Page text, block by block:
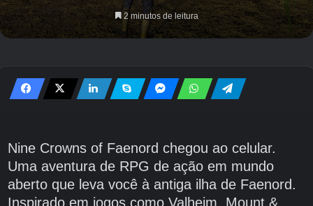
2 minutos de leitura
Nine Crowns of Faenord chegou ao celular.
Uma aventura de RPG de ação em mundo
aberto que leva você à antiga ilha de Faenord.
Inspirado em jogos como Valheim, Mount &